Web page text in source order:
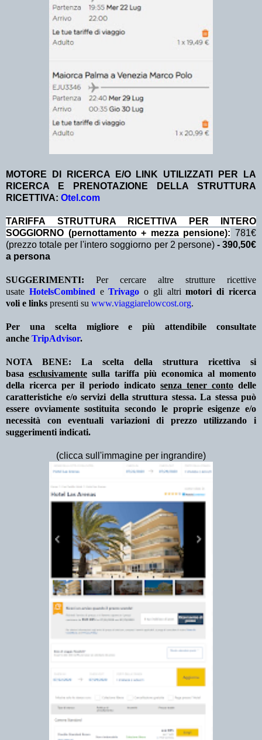
MOTORE DI RICERCA E/O LINK UTILIZZATI PER LA
RICERCA E PRENOTAZIONE DELLA STRUTTURA
RICETTIVA: Otel.com
TA RIFFA STRUTTURA RICETTIVA PER INTERO
SOGGIORNO (pernottamento + mezza pensione): 781€
(prezzo totale per l'intero soggiorno per 2 persone) - 390,50€
a persona
SUGGERIMENTI: Per cercare altre strutture ricettive
usate HotelsCombined eTrivago o gli altrimotori di ricerca
voli e links presenti su www.viaggiarelowcost.org.
Per una scelta migliore e più attendibile consultate
anche TripAdvisor.
NOTA BENE: La scelta della struttura ricettiva si
basa esclusivamente sulla tariffa più economica al momento
della ricerca per il periodo indicato senza tener conto delle
caratteristiche e/o servizi della struttura stessa. La stessa può
essere ovviamente sostituita secondo le proprie esigenze e/o
necessità con eventuali variazioni di prezzo utilizzando i
suggerimenti indicati.
(clicca sull'immagine per ingrandire)